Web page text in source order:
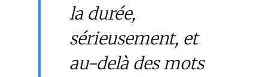
la durée,
sérieusement, et
au-delà des mots